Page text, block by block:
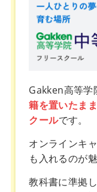
Gakken高等学
籍を置いたま
クールです。
オンラインキ
も入れるのが魅
教科書に準拠